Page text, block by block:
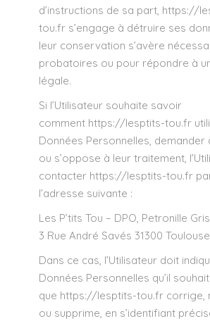
d’instructions de sa part, https://
tou.fr s’engage à détruire ses
leur conservation s’avère
probatoires ou pour répondre à
légale.
Si l’Utilisateur souhaite savoir
comment https://lesptits-tou.fr
Données Personnelles,
ou s’oppose à leur traitement,
contacter https://lesptits-tou.fr
l’adresse suivante :
Les P’tits Tou – DPO, Petronille
3 Rue André Savés 31300
Dans ce cas, l’Utilisateur doit
Données Personnelles qu’il
que https://lesptits-tou.fr corrige,
ou supprime, en s’identifiant